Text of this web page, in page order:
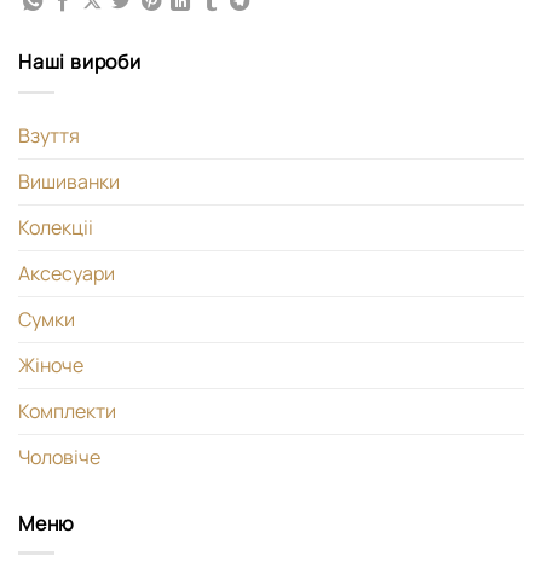
Наші вироби
Взуття
Вишиванки
Колекціі
Аксесуари
Сумки
Жіноче
Комплекти
Чоловіче
Меню